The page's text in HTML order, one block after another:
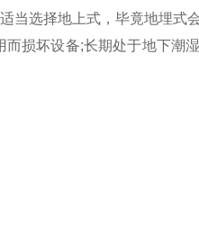
当选择地上式，毕竟地埋式
损坏设备;长期处于地下潮